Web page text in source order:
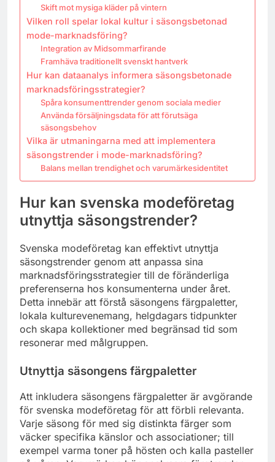
Skift mot mysiga kläder på vintern
Vilken roll spelar lokal kultur i säsongsbetonad
mode-marknadsföring?
Integration av Midsommarfirande
Framhäva traditionellt svenskt hantverk
Hur kan dataanalys informera säsongsbetonade
marknadsföringsstrategier?
Spåra konsumenttrender genom sociala medier
Använda försäljningsdata för att förutsäga
säsongsbehov
Vilka är utmaningarna med att implementera
säsongstrender i mode-marknadsföring?
Balans mellan trendighet och varumärkesidentitet
Hur kan svenska modeföretag
utnyttja säsongstrender?
Svenska modeföretag kan effektivt utnyttja
säsongstrender genom att anpassa sina
marknadsföringsstrategier till de föränderliga
preferenserna hos konsumenterna under året.
Detta innebär att förstå säsongens färgpaletter,
lokala kulturevenemang, helgdagars tidpunkter
och skapa kollektioner med begränsad tid som
resonerar med målgruppen.
Utnyttja säsongens färgpaletter
Att inkludera säsongens färgpaletter är avgörande
för svenska modeföretag för att förbli relevanta.
Varje säsong för med sig distinkta färger som
väcker specifika känslor och associationer; till
exempel varma toner på hösten och kalla pasteller